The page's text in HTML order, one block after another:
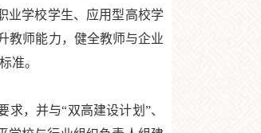
业学校学生、应用型高校学
教师能力，健全教师与企业
准。
，并与“双高建设计划”、